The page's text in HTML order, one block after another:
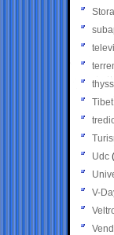
Tibet
Udc
V-